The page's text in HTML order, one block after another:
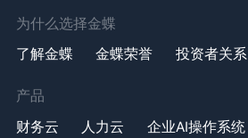
为什么选择金蝶
了解金蝶
金蝶荣誉 投资者关系
产品
财务云
人力云 企业AI操作系统